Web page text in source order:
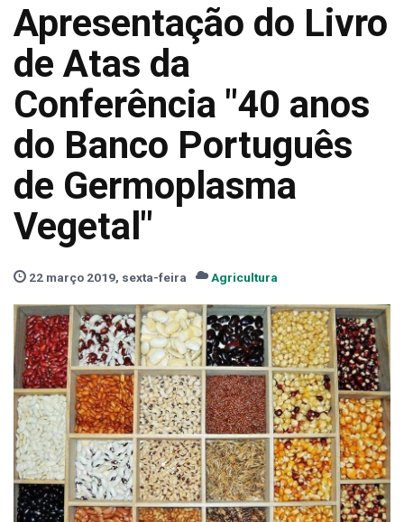
Apresentação do Livro
de Atas da
Conferência "40 anos
do Banco Português
de Germoplasma
Vegetal"
22 março 2019, sexta-feira Agricultura